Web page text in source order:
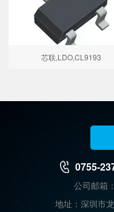
芯联,LDO,CL9193
0755-
公司邮箱
地址：深圳市